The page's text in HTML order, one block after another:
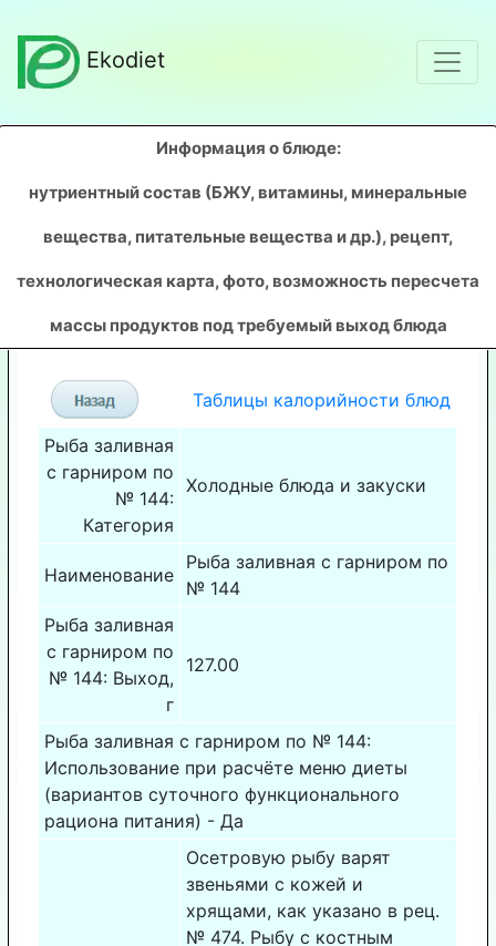
Ekodiet
Информация о блюде:
нутриентный состав (БЖУ, витамины, минеральные
вещества, питательные вещества и др.), рецепт,
технологическая карта, фото, возможность пересчета
массы продуктов под требуемый выход блюда
Таблицы калорийности блюд
Рыба заливная
с гарниром по
№ 144:
Категория
Холодные блюда и закуски
Наименование
Рыба заливная с гарниром по
№ 144
Рыба заливная
с гарниром по
№ 144: Выход,
г
127.00
Рыба заливная с гарниром по № 144:
Использование при расчёте меню диеты
(вариантов суточного функционального
рациона питания) - Да
Осетровую рыбу варят
звеньями с кожей и
хрящами, как указано в рец.
№ 474. Рыбу с костным